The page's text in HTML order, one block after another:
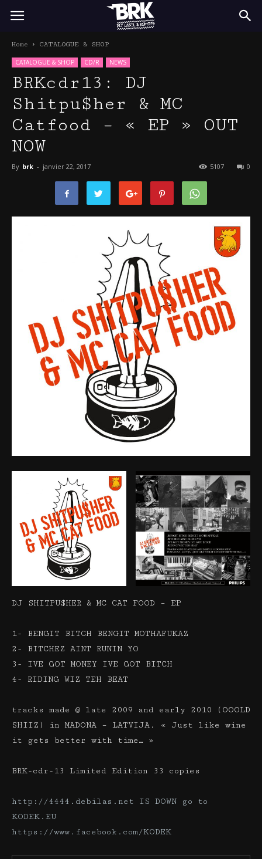
BRK
Home CATALOGUE & SHOP
CATALOGUE & SHOP CD/R NEWS
BRKcdr13: DJ
Shitpu$her & MC
Catfood – « EP » OUT
NOW
By brk - janvier 22, 2017 0
5107
DJ SHITPU$HER & MC CAT FOOD – EP
1- BENGIT BITCH BENGIT MOTHAFUKAZ
2- BITCHEZ AINT RUNIN YO
3- IVE GOT MONEY IVE GOT BITCH
4- RIDING WIZ TEH BEAT
tracks made @ late 2009 and early 2010 (OOOLD
SHIIZ) in MADONA – LATVIJA. « Just like wine
it gets better with time… »
BRK-cdr-13 Limited Edition 33 copies
http://4444.debilas.net IS DOWN go to
KODEK.EU
https://www.facebook.com/KODEK